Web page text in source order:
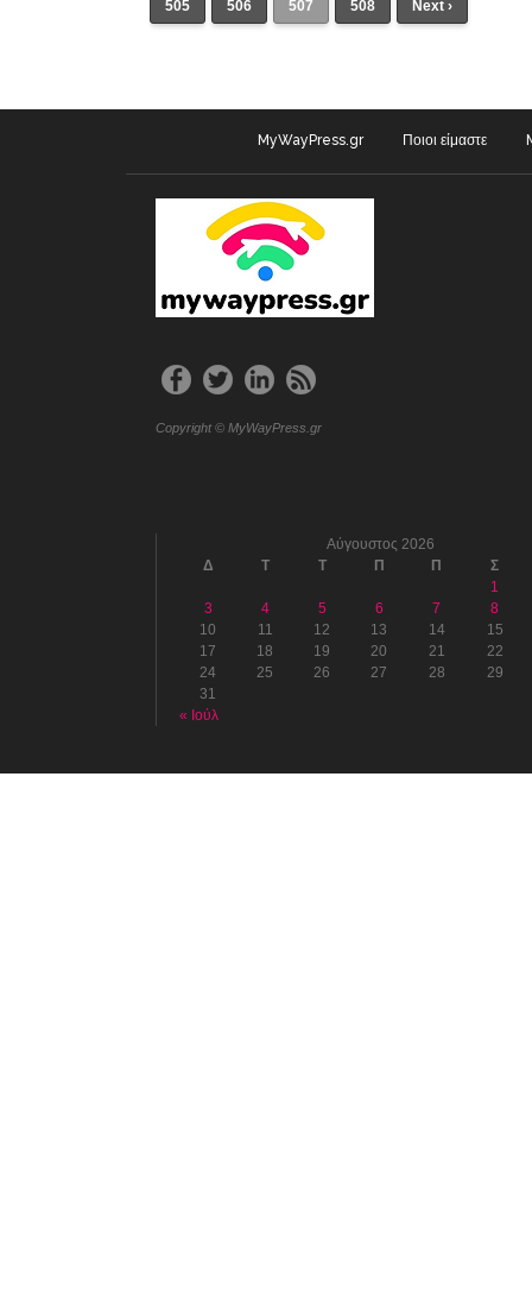
505 506 507 508 Next ›
MyWayPress.gr Ποιοι είμαστε
Copyright © MyWayPress.gr
Αύγουστος 2026
Δ
Τ Τ Π Π
Σ
1
3
4 5 6 7
8
10
11 12 13 14
15
17
18 19 20 21
22
24
25 26 27 28
29
31
« Ιούλ